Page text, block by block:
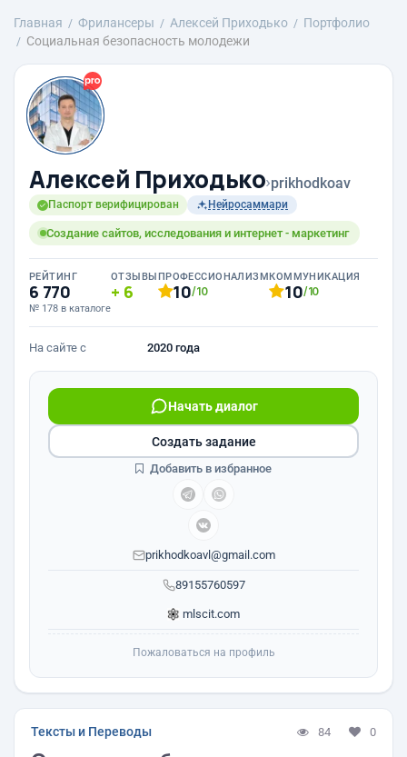
Главная Фрилансеры Алексей Приходько
Портфолио
Социальная безопасность молодежи
Алексей Приходько›prikhodkoav
Паспорт верифицирован Нейросаммари
Создание сайтов, исследования и интернет - маркетинг
РЕЙТИНГ
6 770
№ 178 в каталоге
ОТЗЫВЫ
6
ПРОФЕССИОНАЛИЗМ
10/10
КОММУНИКАЦИЯ
10/10
На сайте с 2020 года
89155760597
Начать диалог
prikhodkoavl@gmail.com
mlscit.com
Создать задание
Добавить в избранное
Пожаловаться на профиль
Тексты и Переводы 84 0